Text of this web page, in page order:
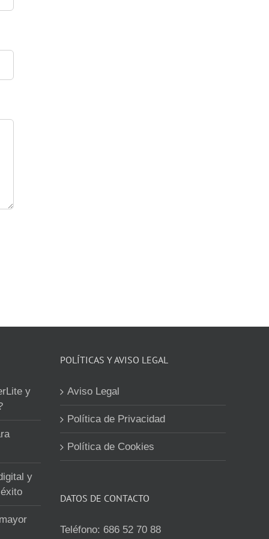
y
y
POLÍTICAS Y AVISO LEGAL
Aviso Legal
Política de Privacidad
Política de Cookies
DATOS DE CONTACTO
Teléfono: 686 52 70 88